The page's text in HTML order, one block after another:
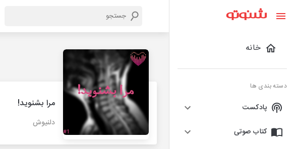
خانه
دسته بندی ها
پادکست
کتاب صوتی
مرا بشنوید!
دلنیوش